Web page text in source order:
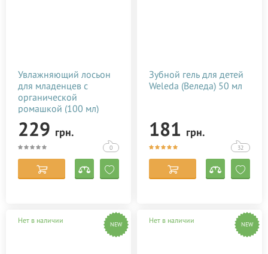
Увлажняющий лосьон
для младенцев с
органической
ромашкой (100 мл)
229 грн.
0
Зубной гель для детей
Weleda (Веледа) 50 мл
181 грн.
32
Нет в наличии NEW Нет в наличии NEW